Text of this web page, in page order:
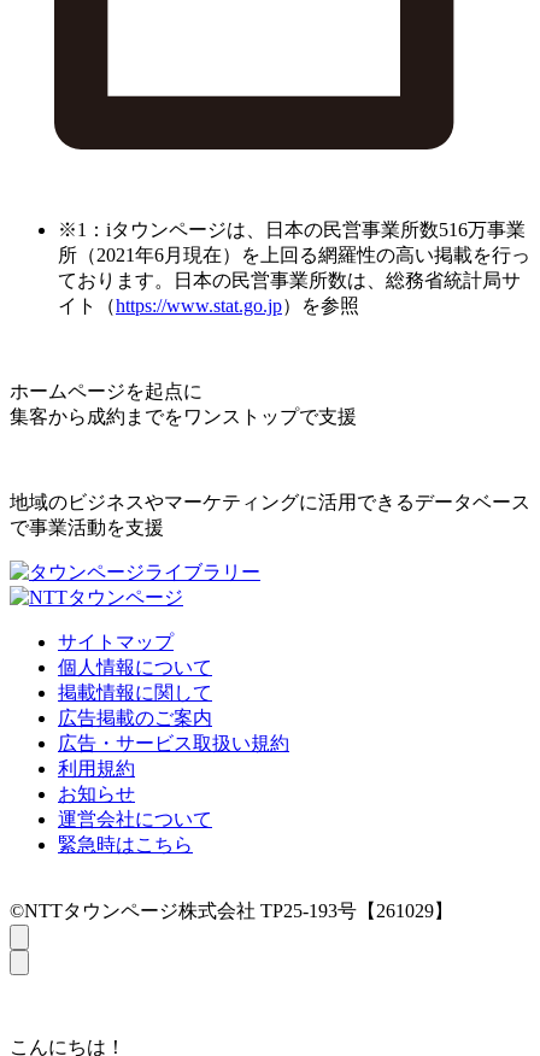
※1：iタウンページは、日本の民営事業所数516万事業
所（2021年6月現在）を上回る網羅性の高い掲載を行っ
ております。日本の民営事業所数は、総務省統計局サ
イト（https://www.stat.go.jp）を参照
ホームページを起点に
集客から成約までをワンストップで支援
地域のビジネスやマーケティングに活用できるデータベース
で事業活動を支援
サイトマップ
個人情報について
掲載情報に関して
広告掲載のご案内
広告・サービス取扱い規約
利用規約
お知らせ
運営会社について
緊急時はこちら
©NTTタウンページ株式会社 TP25-193号【261029】
こんにちは！